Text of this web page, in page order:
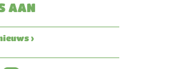
AAN
›